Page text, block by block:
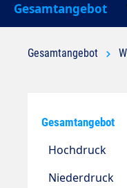
Gesamtangebot
Gesamtangebot
Gesamtangebot
Hochdruck
Niederdruck